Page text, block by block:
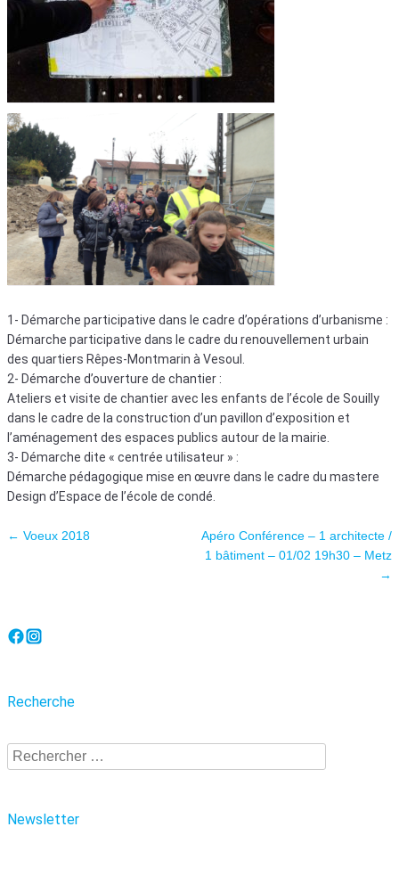
1- Démarche participative dans le cadre d’opérations d’urbanisme :
Démarche participative dans le cadre du renouvellement urbain
des quartiers Rêpes-Montmarin à Vesoul.
2- Démarche d’ouverture de chantier :
Ateliers et visite de chantier avec les enfants de l’école de Souilly
dans le cadre de la construction d’un pavillon d’exposition et
l’aménagement des espaces publics autour de la mairie.
3- Démarche dite « centrée utilisateur » :
Démarche pédagogique mise en œuvre dans le cadre du mastere
Design d’Espace de l’école de condé.
Navigation des articles
← Voeux 2018
Apéro Conférence – 1 architecte /
1 bâtiment – 01/02 19h30 – Metz
→
Recherche
Recherche
Newsletter